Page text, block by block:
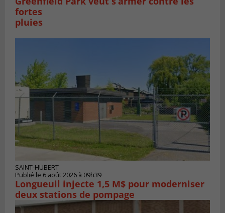
fortes
pluies
SAINT-HUBERT
Publié le 6 août 2026 à 09h39
Longueuil injecte 1,5 M$ pour moderniser
deux stations de pompage